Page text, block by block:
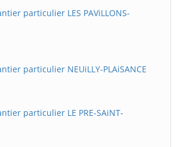
particulier LES PAViLLONS-
particulier NEUiLLY-PLAiSANCE
particulier LE PRE-SAiNT-